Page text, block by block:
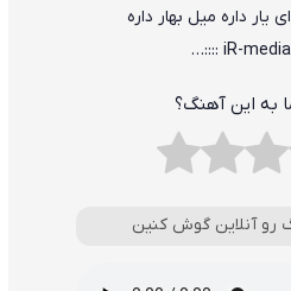
یار داره میل بهار داره
به این آهنگ؟
رو آنلاین گوش کنین